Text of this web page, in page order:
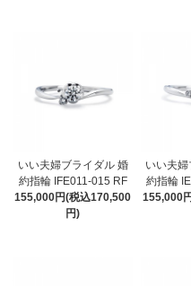
いい夫婦ブライダル 婚
約指輪 IFE011-015 RF
155,000円(税込170,500
円)
いい夫
約指輪
155,000